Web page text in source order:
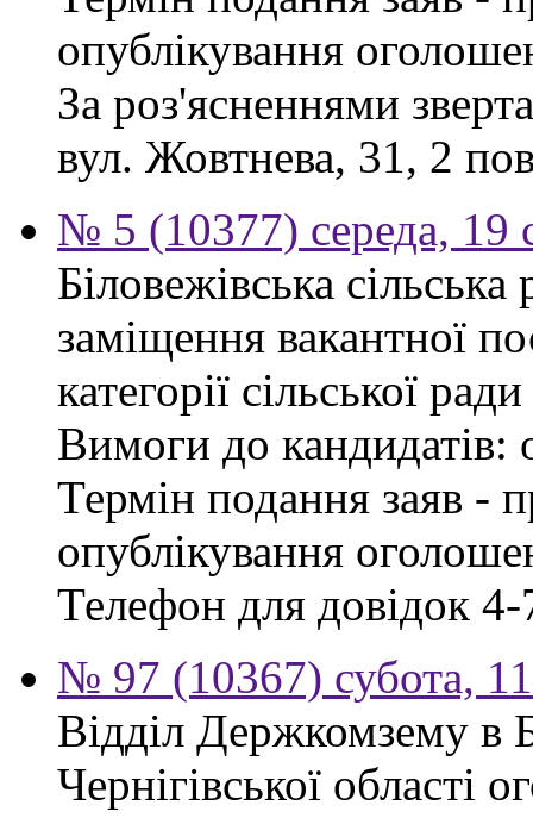
опублікування
За роз'ясненнями
вул. Жовтнева, 31, 2
№ 5 (10377) середа, 19
Біловежівська
заміщення вакантної
категорії сільської
Вимоги до кандидатів:
Термін подання заяв -
опублікування
Телефон для довідок
№ 97 (10367) субота,
Відділ Держкомзему в
Чернігівської області